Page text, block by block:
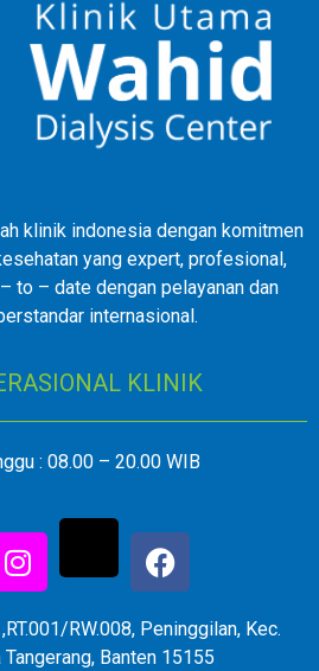
klinik indonesia dengan komitmen
yang expert, profesional,
to – date dengan pelayanan dan
internasional.
KLINIK
: 08.00 – 20.00 WIB
RW.008, Peninggilan, Kec.
Banten 15155